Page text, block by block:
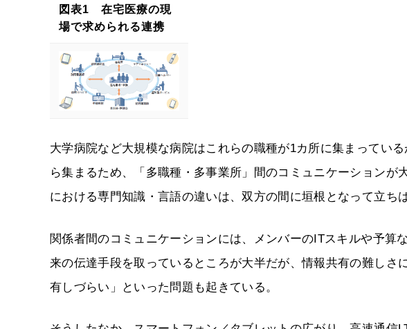
図表1 在宅医療の現
場で求められる連携
大学病院など大規模な病院はこれらの職種が1カ所に集まってい
ら集まるため、「多職種・多事業所」間のコミュニケーションが
における専門知識・言語の違いは、双方の間に垣根となって立ち
関係者間のコミュニケーションには、メンバーのITスキルや予算
来の伝達手段を取っているところが大半だが、情報共有の難しさ
有しづらい」といった問題も起きている。